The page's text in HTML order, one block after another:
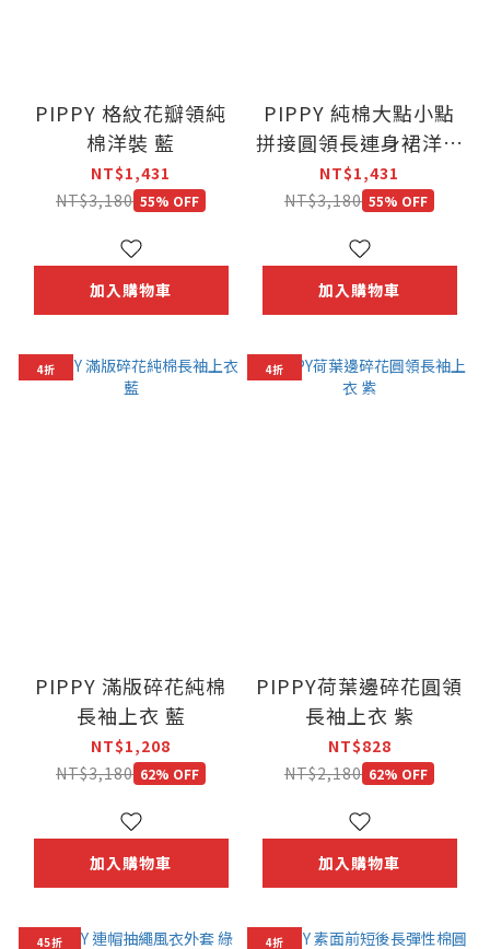
PIPPY 格紋花瓣領純
棉洋裝 藍
NT$1,431
NT$3,180 55% OFF
加入購物車
PIPPY 純棉大點小點
拼接圓領長連身裙洋裝
藍
NT$1,431
NT$3,180 55% OFF
加入購物車
4折
PIPPY 滿版碎花純棉
長袖上衣 藍
NT$1,208
NT$3,180 62% OFF
加入購物車
4折
PIPPY荷葉邊碎花圓領
長袖上衣 紫
NT$828
NT$2,180 62% OFF
加入購物車
45折 4折